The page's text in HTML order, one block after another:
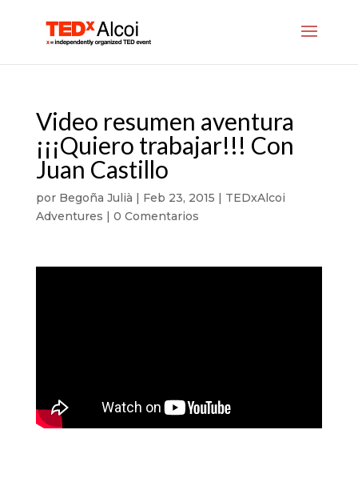
Video resumen aventura
¡¡¡Quiero trabajar!!! Con
Juan Castillo
por Begoña Julià | Feb 23, 2015 | TEDxAlcoi
Adventures | 0 Comentarios